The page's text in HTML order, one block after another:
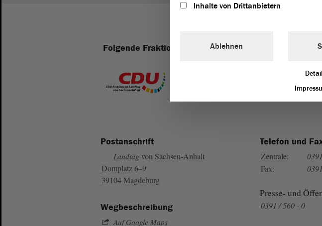
Folgende Fraktionen sind im Landtag von Sachsen-
Postanschrift
Landtag von Sachsen-Anhalt
Domplatz 6–9
39104 Magdeburg
Wegbeschreibung
Auf Google Maps
Telefon und
Zentrale:
Fax:
Presse- und
0391 / 560 - 0
Inhalte von Drittanbietern
Ablehnen